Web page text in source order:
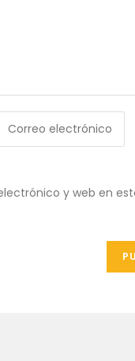
dirección
correo
y web en